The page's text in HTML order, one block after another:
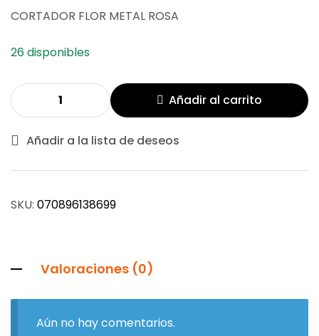
CORTADOR FLOR METAL ROSA
26 disponibles
Añadir al carrito
Añadir a la lista de deseos
SKU: 070896138699
Valoraciones (0)
Aún no hay comentarios.